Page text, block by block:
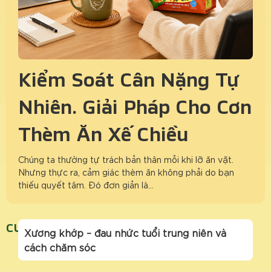
Kiểm Soát Cân Nặng Tự
Nhiên: Giải Pháp Cho Cơn
Thèm Ăn Xế Chiều
Chúng ta thường tự trách bản thân mỗi khi lỡ ăn vặt.
Nhưng thực ra, cảm giác thèm ăn không phải do bạn
thiếu quyết tâm. Đó đơn giản là…
CUNGKHOPBUOISANG
Xương khớp – đau nhức tuổi trung niên và
cách chăm sóc